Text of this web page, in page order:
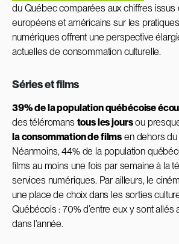
du Québec comparées aux chiffres issus
européens et américains sur les
numériques offrent une perspective
actuelles de consommation culturelle.
Séries et films
39% de la population québécoise
des téléromans tous les joursou
la consommation de films en dehors
Néanmoins, 44% de la population
films au moins une fois par semaine à la
services numériques. Par ailleurs, le
une place de choix dans les sorties
Québécois : 70% d’entre eux y sont allés
dans l’année.